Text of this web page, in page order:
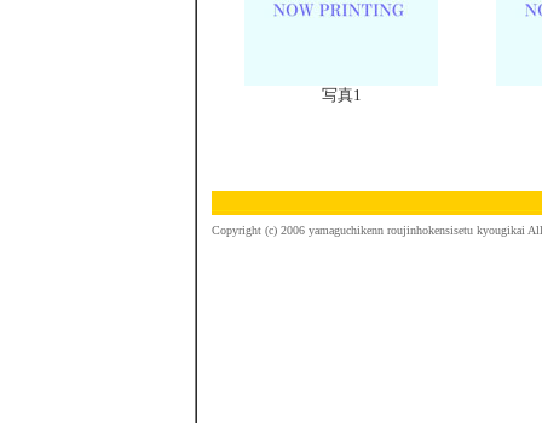
写真1
Copyright (c) 2006 yamaguchikenn roujinhokensisetu kyougikai